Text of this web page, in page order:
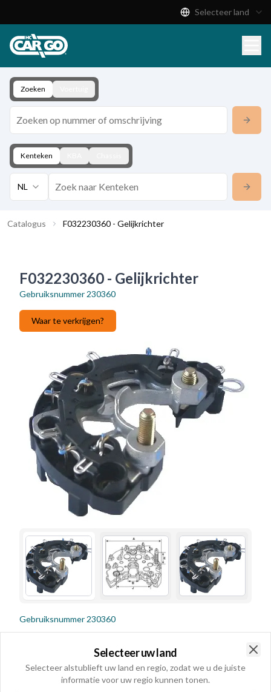
Download
Contact
Selecteer land
Zoeken
Kenteken
NL
Catalogus F032230360 - Gelijkrichter
F032230360 - Gelijkrichter
Gebruiksnummer 230360
Waar te verkrijgen?
Gebruiksnummer 230360
Diode A Current Strength 50, B+ type: Bout, Diode type:
Zener, B+ size M8x1.25, Controle diode Met,
Selecteer uw land
Selecteer alstublieft uw land en regio, zodat we u de juiste
informatie voor uw regio kunnen tonen.